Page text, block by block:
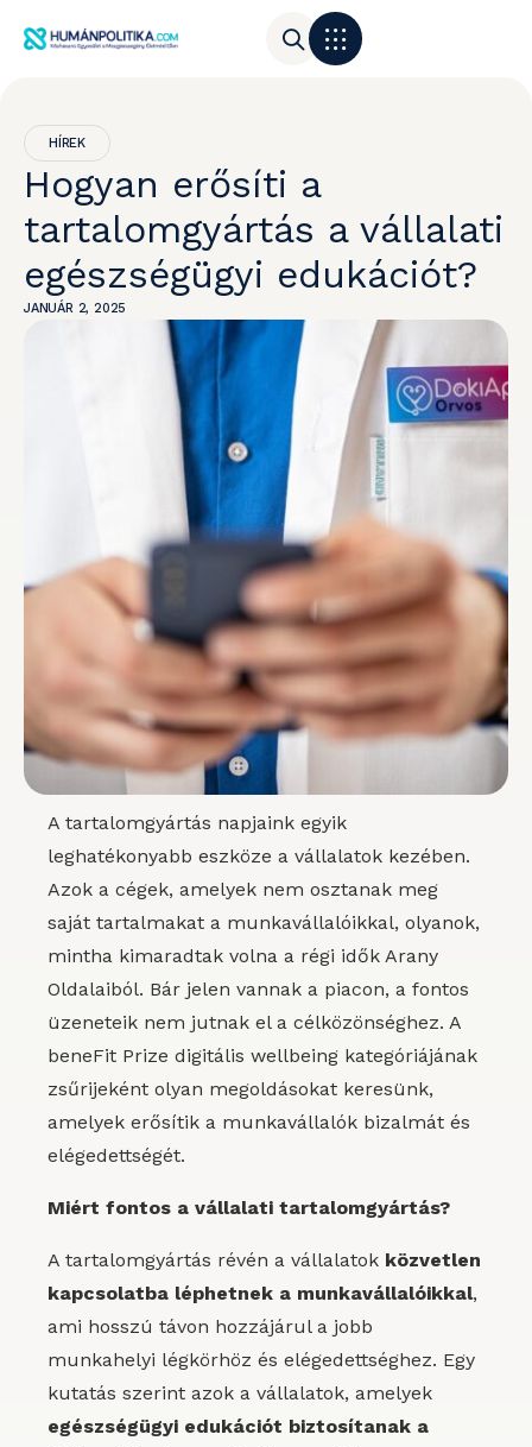
HÍREK
Hogyan erősíti a
tartalomgyártás a vállalati
egészségügyi edukációt?
JANUÁR 2, 2025
A tartalomgyártás napjaink egyik
leghatékonyabb eszköze a vállalatok kezében.
Azok a cégek, amelyek nem osztanak meg
saját tartalmakat a munkavállalóikkal, olyanok,
mintha kimaradtak volna a régi idők Arany
Oldalaiból. Bár jelen vannak a piacon, a fontos
üzeneteik nem jutnak el a célközönséghez. A
beneFit Prize digitális wellbeing kategóriájának
zsűrijeként olyan megoldásokat keresünk,
amelyek erősítik a munkavállalók bizalmát és
elégedettségét.
Miért fontos a vállalati tartalomgyártás?
A tartalomgyártás révén a vállalatok közvetlen
kapcsolatba léphetnek a munkavállalóikkal,
ami hosszú távon hozzájárul a jobb
munkahelyi légkörhöz és elégedettséghez. Egy
kutatás szerint azok a vállalatok, amelyek
egészségügyi edukációt biztosítanak a